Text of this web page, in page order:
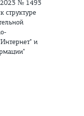
№ 1493
структуре
и